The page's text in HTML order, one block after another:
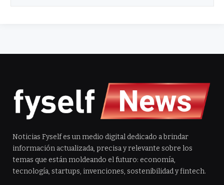
Noticias Fyself es un medio digital dedicado a brindar
información actualizada, precisa y relevante sobre los
temas que están moldeando el futuro: economía,
tecnología, startups, invenciones, sostenibilidad y fintech.